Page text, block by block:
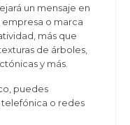
un mensaje en
o marca
más que
de árboles,
y más.
puedes
o redes